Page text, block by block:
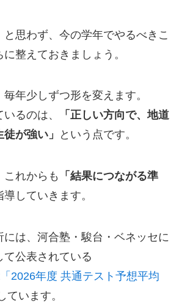
と思わず、今の学年でやるべきこ
整えておきましょう。
年少しずつ形を変えます。
るのは、
「正しい方向で、地道
が強い」
という点です。
これからも
「結果につながる準
していきます。
は、河合塾・駿台・ベネッセに
て公表されている
2026年度 共通テスト予想平均
ています。